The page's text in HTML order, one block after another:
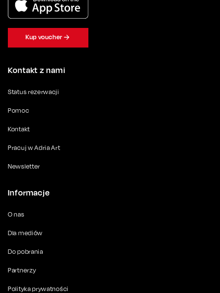
Kontakt z nami
Status rezerwacji
Pomoc
Kontakt
Pracuj w Adria Art
Newsletter
Informacje
O nas
Dla mediów
Do pobrania
Partnerzy
Polityka prywatności
Kup voucher